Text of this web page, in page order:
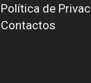
Política de
Contactos